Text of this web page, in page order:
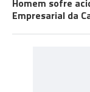
Homem sofre
Empresarial da